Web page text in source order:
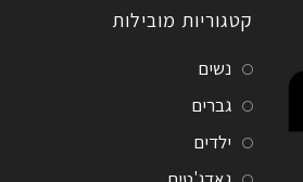
קטגוריות מובילות
נשים
גברים
ילדים